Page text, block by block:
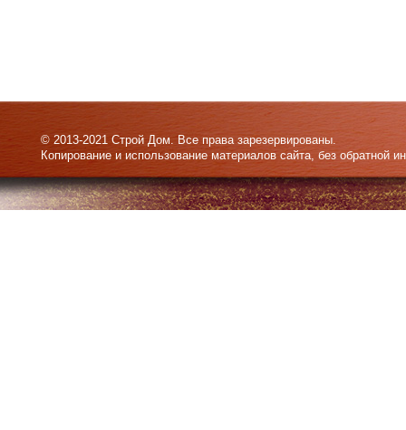
© 2013-2021 Строй Дом. Все права зарезервированы.
Копирование и использование материалов сайта, без обратной